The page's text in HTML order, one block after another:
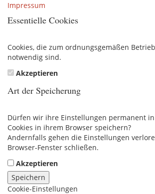
Impressum
Essentielle Cookies
Cookies, die zum ordnungsgemäßen
notwendig sind.
Akzeptieren
Art der Speicherung
Dürfen wir ihre Einstellungen permanent in
Cookies in ihrem Browser speichern?
Andernfalls gehen die Einstellungen
Browser-Fenster schließen.
Akzeptieren
Speichern
Cookie-Einstellungen